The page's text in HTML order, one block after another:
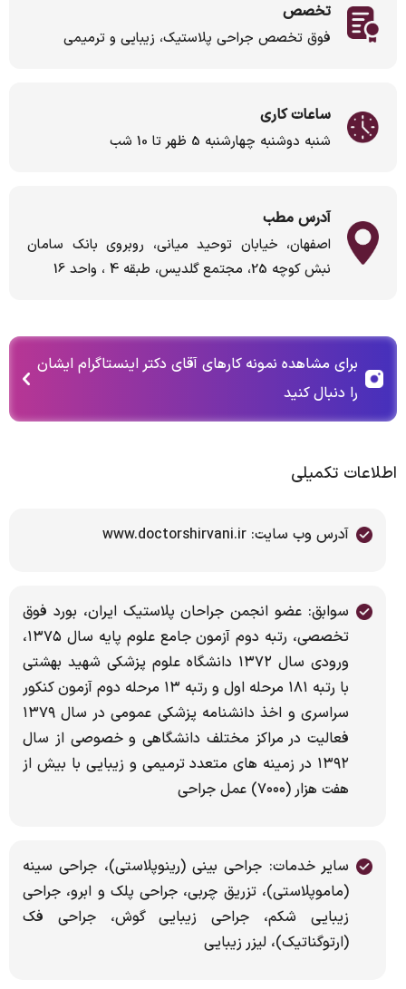
تخصص
فوق تخصص جراحی پلاستیک، زیبایی و ترمیمی
ساعات کاری
شنبه دوشنبه چهارشنبه 5 ظهر تا 10 شب
آدرس مطب
اصفهان، خیابان توحید میانی، روبروی بانک سامان
نبش کوچه 25، مجتمع گلدیس، طبقه 4 ، واحد 16
برای مشاهده نمونه کارهای آقای دکتر اینستاگرام ایشان
را دنبال کنید
اطلاعات تکمیلی
آدرس وب سایت: www.doctorshirvani.ir
سوابق: عضو انجمن جراحان پلاستیک ایران، بورد فوق
تخصصی، رتبه دوم آزمون جامع علوم پایه سال ۱۳۷۵،
ورودی سال ۱۳۷۲ دانشگاه علوم پزشکی شهید بهشتی
با رتبه ۱۸۱ مرحله اول و رتبه ۱۳ مرحله دوم آزمون کنکور
سراسری و اخذ دانشنامه پزشکی عمومی در سال ۱۳۷۹
فعالیت در مراکز مختلف دانشگاهی و خصوصی از سال
۱۳۹۲ در زمینه های متعدد ترمیمی و زیبایی با بیش از
هفت هزار (۷۰۰۰) عمل جراحی
سایر خدمات: جراحی بینی (رینوپلاستی)، جراحی سینه
(ماموپلاستی)، تزریق چربی، جراحی پلک و ابرو، جراحی
زیبایی شکم، جراحی زیبایی گوش، جراحی فک
(ارتوگناتیک)، لیزر زیبایی